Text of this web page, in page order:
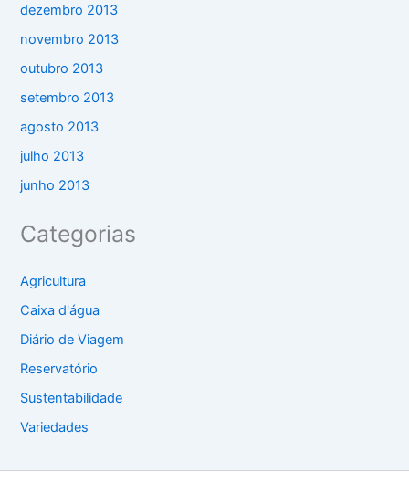
dezembro 2013
novembro 2013
outubro 2013
setembro 2013
agosto 2013
julho 2013
junho 2013
Categorias
Agricultura
Caixa d'água
Diário de Viagem
Reservatório
Sustentabilidade
Variedades